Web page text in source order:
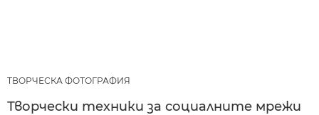
ТВОРЧЕСКА ФОТОГРАФИЯ
Творчески техники за социалните мрежи